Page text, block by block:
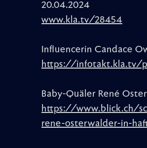
20.04.2024
www.kla.tv/28454
Influencerin Candace
https://infotakt.kla.tv/
Baby-Quäler René
https://www.blick.ch/
rene-osterwalder-in-